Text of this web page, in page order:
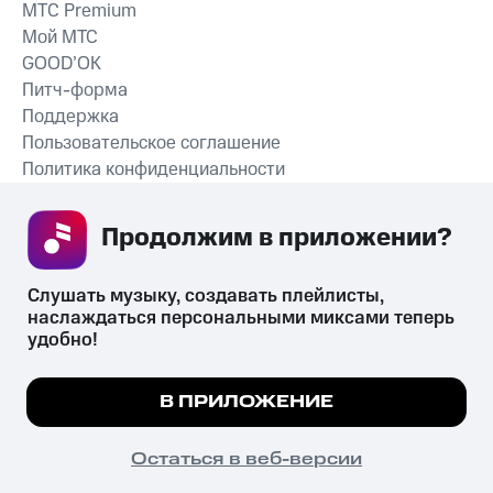
СКАЧАТЬ ПРИЛОЖЕНИЕ
MTС Premium
Мой МТС
GOOD’OK
Питч-форма
Поддержка
Пользовательское соглашение
Политика конфиденциальности
психотропных веществ, их аналогов причиняет вред здоровью,
их незаконный оборот запрещён и влечёт установленную
законодательством ответственность.
© 2026 ООО «КИОН».
Все права защищены
Мы используем куки, чтобы на сайте все
Подробнее
ПОНЯТНО
Слушать музыку, создавать плейлисты,
наслаждаться персональными миксами теперь
удобно!
В ПРИЛОЖЕНИЕ
Остаться в веб-версии